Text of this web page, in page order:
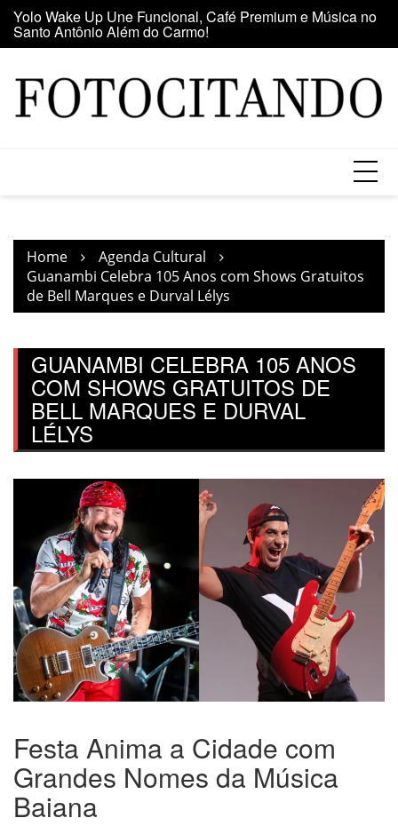
Skip
content
Maior clube de vinil da América Latina participa da Feira
do Vinil no Shopping Center Lapa
Home
Agenda Cultural
Guanambi Celebra 105 Anos com Shows Gratuitos
de Bell Marques e Durval Lélys
GUANAMBI CELEBRA 105 ANOS
COM SHOWS GRATUITOS DE
BELL MARQUES E DURVAL
LÉLYS
Festa Anima a Cidade com
Grandes Nomes da Música
Baiana